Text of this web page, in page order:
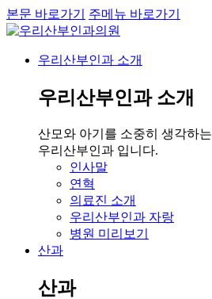
본문 바로가기 주메뉴 바로가기
우리산부인과 소개
우리산부인과 소개
산모와 아기를 소중히 생각하는
우리산부인과 입니다.
인사말
연혁
의료진 소개
우리산부인과 자랑
병원 미리보기
산과
산과